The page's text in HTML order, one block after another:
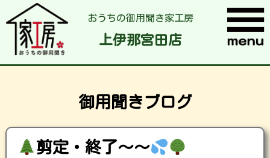
おうちの御用聞き家工房
上伊那宮田店
御用聞きブログ
剪定・終了～～